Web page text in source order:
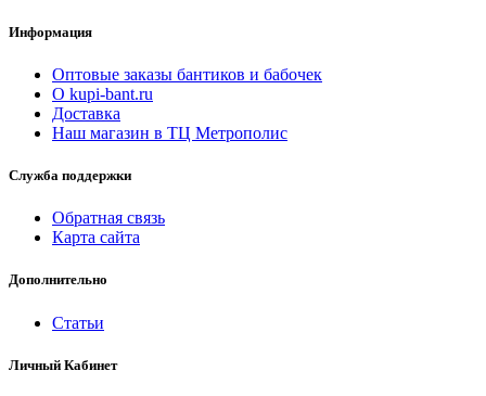
Информация
Оптовые заказы бантиков и бабочек
О kupi-bant.ru
Доставка
Наш магазин в ТЦ Метрополис
Служба поддержки
Обратная связь
Карта сайта
Дополнительно
Статьи
Личный Кабинет